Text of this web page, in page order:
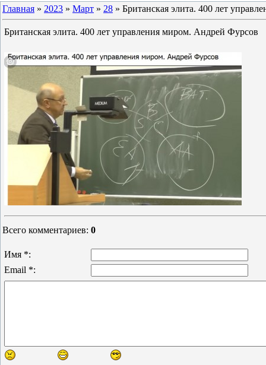
Главная » 2023 » Март » 28 » Британская элита. 400 лет
Британская элита. 400 лет управления миром. Андрей Фурсов
Всего комментариев: 0
Имя *:
Email *: